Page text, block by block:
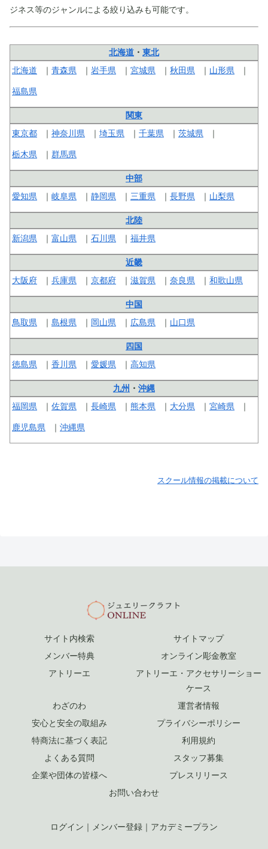
ジネス等のジャンルによる絞り込みも可能です。
北海道 ・ 東北
北海道
青森県 岩手県 宮城県 秋田県 山形県
福島県
関東
東京都
神奈川県 埼玉県 千葉県 茨城県
栃木県 群馬県
中部
愛知県
岐阜県 静岡県 三重県 長野県 山梨県
北陸
新潟県
富山県 石川県 福井県
近畿
大阪府
兵庫県 京都府 滋賀県 奈良県 和歌山県
中国
鳥取県
島根県 岡山県 広島県 山口県
四国
徳島県
香川県 愛媛県 高知県
九州 ・ 沖縄
福岡県
佐賀県 長崎県 熊本県 大分県 宮崎県
鹿児島県 沖縄県
スクール情報の掲載について
サイト内検索
サイトマップ
メンバー特典
オンライン彫金教室
アトリーエ
アトリーエ・アクセサリーショー
ケース
わざのわ
運営者情報
安心と安全の取組み
プライバシーポリシー
特商法に基づく表記
利用規約
よくある質問
スタッフ募集
企業や団体の皆様へ
プレスリリース
お問い合わせ
ログイン ｜ メンバー登録 ｜ アカデミープラン